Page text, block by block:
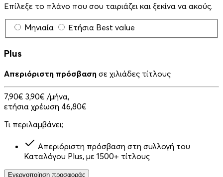
Επίλεξε το πλάνο που σου ταιριάζει και ξεκίνα να ακούς.
Μηνιαία Ετήσια Best value
Plus
Απεριόριστη πρόσβαση σε χιλιάδες τίτλους
7,90€ 3,90€ /μήνα,
ετήσια χρέωση 46,80€
Τι περιλαμβάνει;
Απεριόριστη πρόσβαση στη συλλογή του
Καταλόγου Plus, με 1500+ τίτλους
Ενεργοποίηση προσφοράς